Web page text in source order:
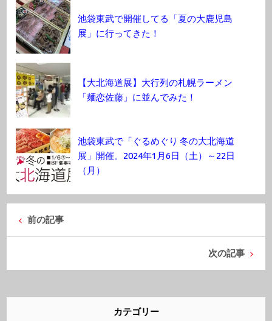
池袋東武で開催してる「夏の大鹿児島
展」に行ってきた！
【大北海道展】大行列の札幌ラーメン
「麺恋佐藤」に並んでみた！
池袋東武で「ぐるめぐり 冬の大北海道
展」開催。2024年1月6日（土）～22日
（月）
前の記事
次の記事
カテゴリー